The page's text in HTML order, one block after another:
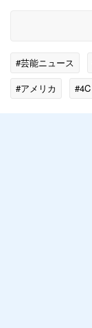
#芸能ニュース
#アメリカ
#4C